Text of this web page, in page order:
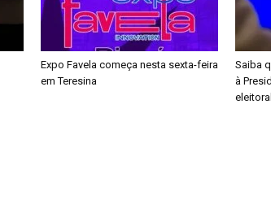
Expo Favela começa nesta sexta-feira
em Teresina
Saiba
à